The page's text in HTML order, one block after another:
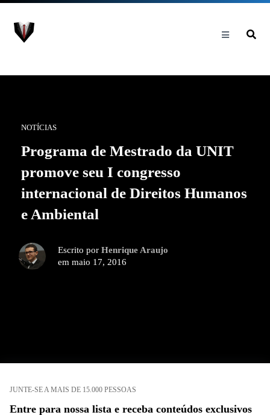
NOTÍCIAS
Programa de Mestrado da UNIT
promove seu I congresso
internacional de Direitos Humanos
e Ambiental
Escrito por Henrique Araujo
em maio 17, 2016
JUNTE-SE A MAIS DE 15.000 PESSOAS
Entre para nossa lista e receba conteúdos exclusivos